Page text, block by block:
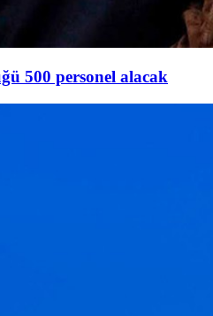
500 personel alacak